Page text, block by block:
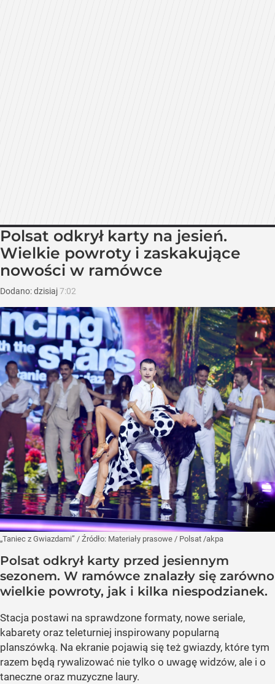
Polsat odkrył karty na jesień.
Wielkie powroty i zaskakujące
nowości w ramówce
Dodano:dzisiaj7:02
„Taniec z Gwiazdami” / Źródło: Materiały prasowe / Polsat /akpa
Polsat odkrył karty przed jesiennym
sezonem. W ramówce znalazły się zarówno
wielkie powroty, jak i kilka niespodzianek.
Stacja postawi na sprawdzone formaty, nowe seriale,
kabarety oraz teleturniej inspirowany popularną
planszówką. Na ekranie pojawią się też gwiazdy, które tym
razem będą rywalizować nie tylko o uwagę widzów, ale i o
taneczne oraz muzyczne laury.